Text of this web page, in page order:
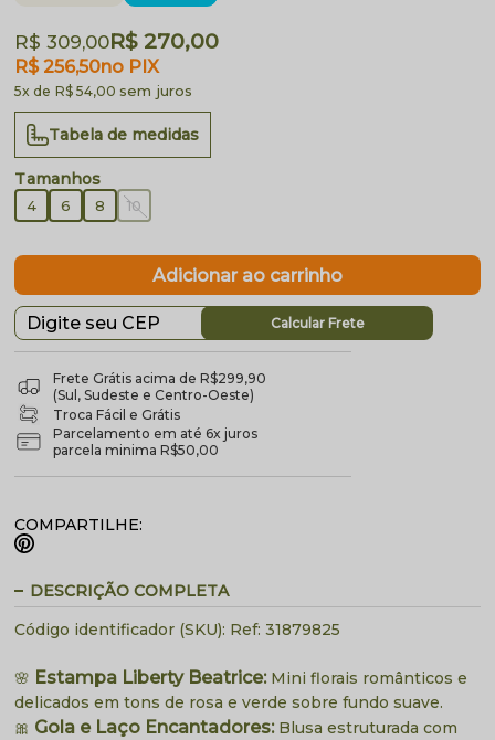
R$ 256,50no PIX
R$ 309,00R$ 270,00
5x R$ 54,00sem juros
Tabela de medidas
4 6 8 10
Calcular Frete
Frete Grátis acima de R$299,90
(Sul, Sudeste e Centro-Oeste)
Troca Fácil e Grátis
Parcelamento em até 6x juros
parcela minima R$50,00
COMPARTILHE:
DESCRIÇÃO COMPLETA
Código identificador (SKU): Ref: 31879825
🌸 Estampa Liberty Beatrice:Mini florais românticos e
delicados em tons de rosa e verde sobre fundo suave.
🎀 Gola e Laço Encantadores:Blusa estruturada com